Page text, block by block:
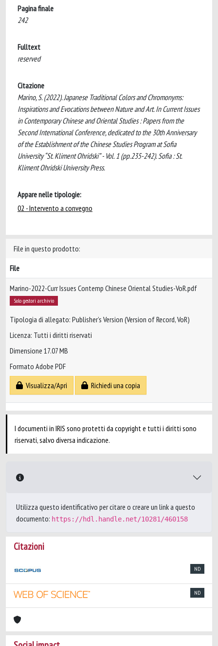
Pagina finale
242
Fulltext
reserved
Citazione
Marino, S. (2022). Japanese Traditional Colors and Chromonyms:
Inspirations and Evocations between Nature and Art. In Current Issues
in Contemporary Chinese and Oriental Studies : Papers from the
Second International Conference, dedicated to the 30th Anniversary
of the Establishment of the Chinese Studies Program at Sofia
University “St. Kliment Ohridski” - Vol. 1 (pp.235-242). Sofia : St.
Kliment Ohridski University Press.
Appare nelle tipologie:
02 - Intervento a convegno
File in questo prodotto:
File
Marino-2022-Curr Issues Contemp Chinese Oriental Studies-VoR.pdf
Solo gestori archivio
Tipologia di allegato: Publisher’s Version (Version of Record, VoR)
Licenza: Tutti i diritti riservati
Dimensione 17.07 MB
Formato Adobe PDF
Visualizza/Apri
Richiedi una copia
I documenti in IRIS sono protetti da copyright e tutti i diritti sono
riservati, salvo diversa indicazione.
Utilizza questo identificativo per citare o creare un link a questo
documento: https://hdl.handle.net/10281/460158
Citazioni
ND
ND